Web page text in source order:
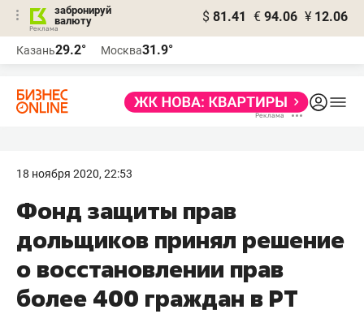
забронируй
валюту
$ 81.41 € 94.06 ¥ 12.06
Казань29.2° Москва31.9°
18 ноября 2020, 22:53
Фонд защиты прав
дольщиков принял решение
о восстановлении прав
более 400 граждан в РТ